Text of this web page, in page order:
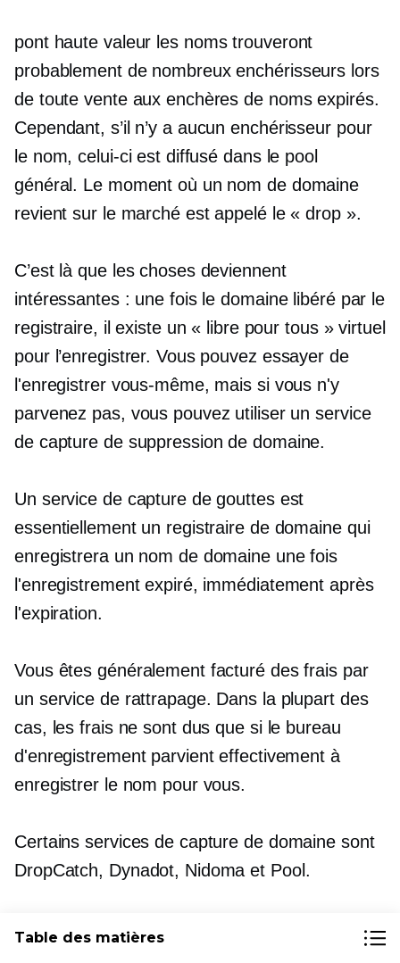
pont haute valeur les noms trouveront
probablement de nombreux enchérisseurs lors
de toute vente aux enchères de noms expirés.
Cependant, s’il n’y a aucun enchérisseur pour
le nom, celui-ci est diffusé dans le pool
général. Le moment où un nom de domaine
revient sur le marché est appelé le « drop ».
C’est là que les choses deviennent
intéressantes : une fois le domaine libéré par le
registraire, il existe un « libre pour tous » virtuel
pour l’enregistrer. Vous pouvez essayer de
l'enregistrer vous-même, mais si vous n'y
parvenez pas, vous pouvez utiliser un service
de capture de suppression de domaine.
Un service de capture de gouttes est
essentiellement un registraire de domaine qui
enregistrera un nom de domaine une fois
l'enregistrement expiré, immédiatement après
l'expiration.
Vous êtes généralement facturé des frais par
un service de rattrapage. Dans la plupart des
cas, les frais ne sont dus que si le bureau
d'enregistrement parvient effectivement à
enregistrer le nom pour vous.
Certains services de capture de domaine sont
DropCatch, Dynadot, Nidoma et Pool.
Étapes pour acheter un
Table des matières